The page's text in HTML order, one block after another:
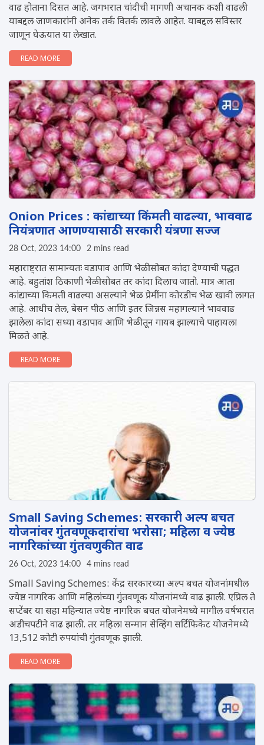
वाढ होताना दिसत आहे. जगभरात चांदीची मागणी अचानक कशी वाढली
याबद्दल जाणकारांनी अनेक तर्क वितर्क लावले आहेत. याबद्दल सविस्तर
जाणून घेऊयात या लेखात.
READ MORE
Onion Prices : कांद्याच्या किंमती वाढल्या, भाववाढ
नियंत्रणात आणण्यासाठी सरकारी यंत्रणा सज्ज
28 Oct, 2023 14:00 2 mins read
महाराष्ट्रात सामान्यतः वडापाव आणि भेळीसोबत कांदा देण्याची पद्धत
आहे. बहुतांश ठिकाणी भेळीसोबत तर कांदा दिलाच जातो. मात्र आता
कांद्याच्या किमती वाढल्या असल्याने भेळ प्रेमींना कोरडीच भेळ खावी लागत
आहे. आधीच तेल, बेसन पीठ आणि इतर जिन्नस महागल्याने भाववाढ
झालेला कांदा सध्या वडापाव आणि भेळीतून गायब झाल्याचे पाहायला
मिळते आहे.
READ MORE
Small Saving Schemes: सरकारी अल्प बचत
योजनांवर गुंतवणूकदारांचा भरोसा; महिला व ज्येष्ठ
नागरिकांच्या गुंतवणुकीत वाढ
26 Oct, 2023 14:00 4 mins read
Small Saving Schemes: केंद्र सरकारच्या अल्प बचत योजनांमधील
ज्येष्ठ नागरिक आणि महिलांच्या गुंतवणूक योजनांमध्ये वाढ झाली. एप्रिल ते
सप्टेंबर या सहा महिन्यात ज्येष्ठ नागरिक बचत योजनेमध्ये मागील वर्षभरात
अडीचपटीने वाढ झाली. तर महिला सन्मान सेव्हिंग सर्टिफिकेट योजनेमध्ये
13,512 कोटी रुपयांची गुंतवणूक झाली.
READ MORE